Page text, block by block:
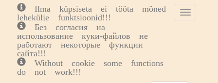
Ilma küpsiseta ei tööta mõned
lehekülje funktsioonid!!!
Без согласия на
использование куки-файлов не
работают некоторые функции
сайта!!!
Without cookie some functions
do not work!!!
Toggle
cookie
Tööriistad Puurid ja keermepuurid
PUURID JA KEERMEPUURID